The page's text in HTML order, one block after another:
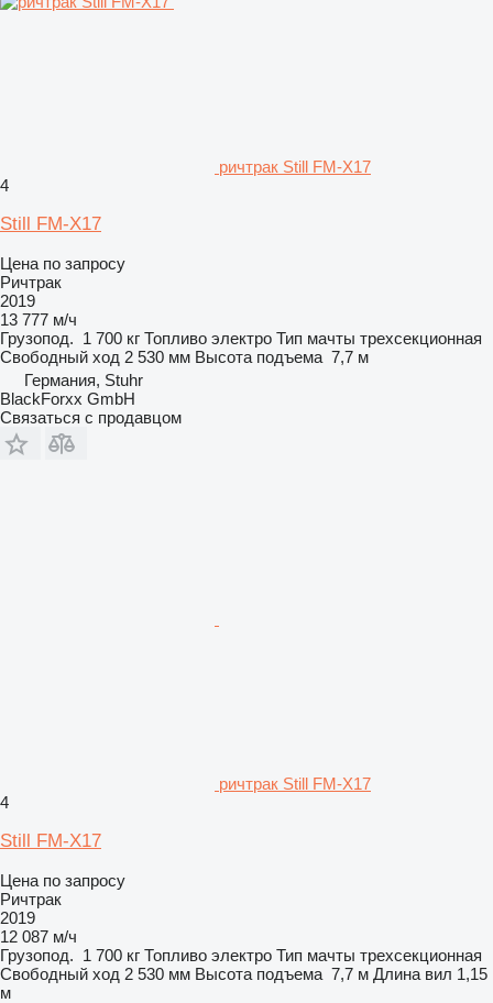
ричтрак Still FM-X17
4
Still FM-X17
Цена по запросу
Ричтрак
2019
13 777 м/ч
Грузопод. 1 700 кг Топливо электро Тип мачты трехсекционная
Свободный ход 2 530 мм Высота подъема 7,7 м
Германия, Stuhr
BlackForxx GmbH
Связаться с продавцом
ричтрак Still FM-X17
4
Still FM-X17
Цена по запросу
Ричтрак
2019
12 087 м/ч
Грузопод. 1 700 кг Топливо электро Тип мачты трехсекционная
Свободный ход 2 530 мм Высота подъема 7,7 м Длина вил 1,15
м